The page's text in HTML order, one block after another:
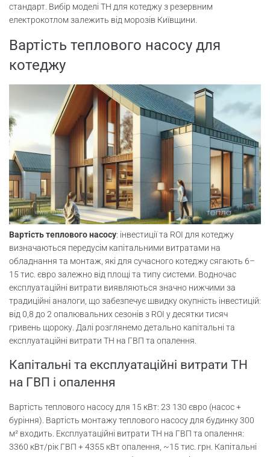
стандарт. Вибір моделі ТН для котеджу з резервним
електрокотлом залежить від морозів Київщини.
Вартість теплового насосу для
котеджу
Вартість теплового насосу: інвестиції та ROI для котеджу
визначаються передусім капітальними витратами на
обладнання та монтаж, які для сучасного котеджу сягають 6–
15 тис. євро залежно від площі та типу системи. Водночас
експлуатаційні витрати виявляються значно нижчими за
традиційні аналоги, що забезпечує швидку окупність інвестицій:
від 0,8 до 2 опалювальних сезонів з ROI у десятки тисяч
гривень щороку. Далі розглянемо детально капітальні та
експлуатаційні витрати ТН на ГВП та опалення.
Капітальні та експлуатаційні витрати ТН
на ГВП і опалення
Вартість теплового насосу для 15 кВт: 23 130 євро (насос +
буріння). Вартість монтажу теплового насосу для будинку 300
м² входить. Експлуатаційні витрати ТН на ГВП та опалення:
3360 кВт/рік ГВП + 4355 кВт опалення, ~15 тис. грн. Капітальні